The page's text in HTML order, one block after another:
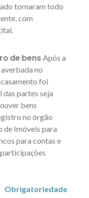
tornaram todo
com
de bens Após a
no
foi
partes seja
bens
no órgão
Imóveis para
para contas e
Obrigatoriedade